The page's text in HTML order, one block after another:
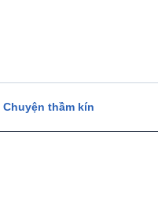
Chuyện thầm kín